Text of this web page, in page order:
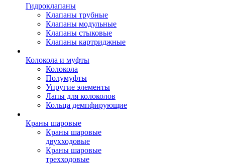
Гидроклапаны
Клапаны трубные
Клапаны модульные
Клапаны стыковые
Клапаны картриджные
Колокола и муфты
Колокола
Полумуфты
Упругие элементы
Лапы для колоколов
Кольца демпфирующие
Краны шаровые
Краны шаровые
двухходовые
Краны шаровые
трехходовые